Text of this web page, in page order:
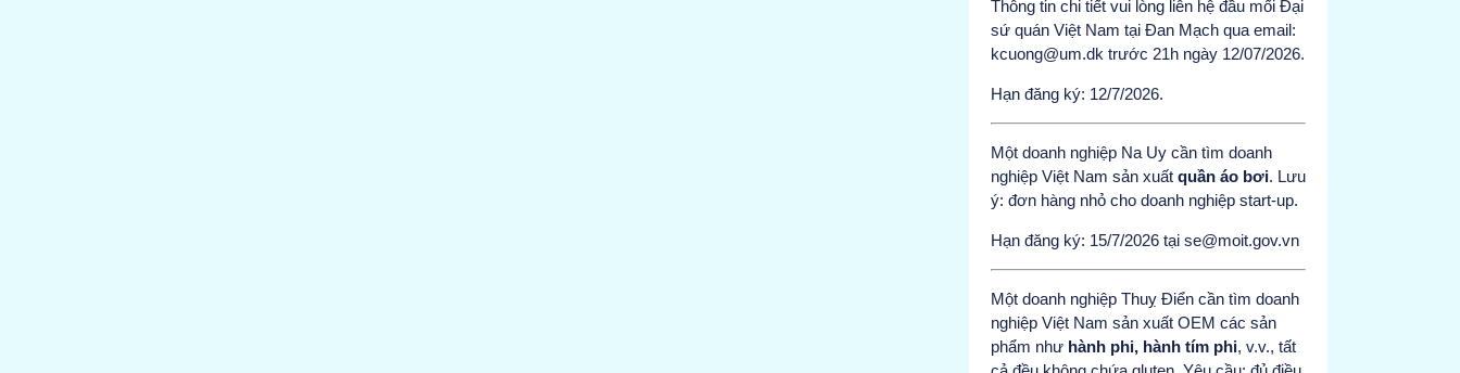
Thông tin chi tiết vui lòng liên hệ đầu mối Đại
sứ quán Việt Nam tại Đan Mạch qua email:
kcuong@um.dk trước 21h ngày 12/07/2026.
Hạn đăng ký: 12/7/2026.
Một doanh nghiệp Na Uy cần tìm doanh
nghiệp Việt Nam sản xuất quần áo bơi. Lưu
ý: đơn hàng nhỏ cho doanh nghiệp start-up.
Hạn đăng ký: 15/7/2026 tại se@moit.gov.vn
Một doanh nghiệp Thuỵ Điển cần tìm doanh
nghiệp Việt Nam sản xuất OEM các sản
phẩm như hành phi, hành tím phi, v.v., tất